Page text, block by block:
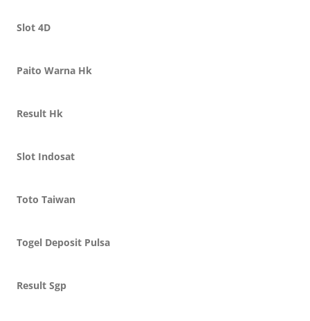
Slot 4D
Paito Warna Hk
Result Hk
Slot Indosat
Toto Taiwan
Togel Deposit Pulsa
Result Sgp